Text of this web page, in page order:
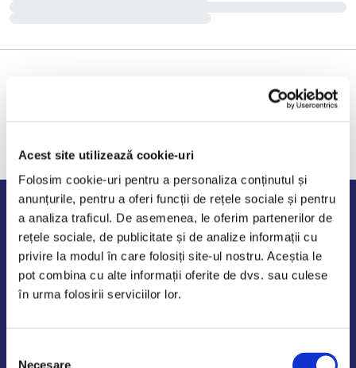
Acest site utilizează cookie-uri
Folosim cookie-uri pentru a personaliza conținutul și
anunțurile, pentru a oferi funcții de rețele sociale și pentru
a analiza traficul. De asemenea, le oferim partenerilor de
rețele sociale, de publicitate și de analize informații cu
privire la modul în care folosiți site-ul nostru. Aceștia le
pot combina cu alte informații oferite de dvs. sau culese
în urma folosirii serviciilor lor.
Necesare
Program de lucru
Luni - Vineri: 09:00-18:00
Sambata - Duminica: 10:00-14:00